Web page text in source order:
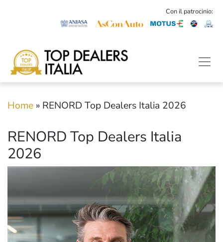
Con il patrocinio:
Home » RENORD Top Dealers Italia 2026
RENORD Top Dealers Italia
2026